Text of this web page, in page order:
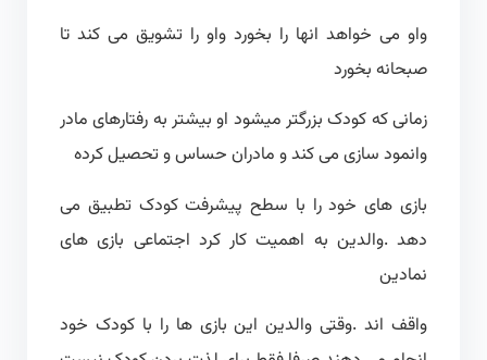
واو می خواهد انها را بخورد واو را تشویق می کند تا
صبحانه بخورد
زمانی که کودک بزرگتر میشود او بیشتر به رفتارهای مادر
وانمود سازی می کند و مادران حساس و تحصیل کرده
بازی های خود را با سطح پیشرفت کودک تطبیق می
دهد .والدین به اهمیت کار کرد اجتماعی بازی های
واقف اند .وقتی والدین این بازی ها را با کودک خود